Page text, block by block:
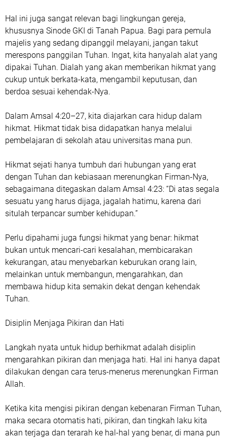
Hal ini juga sangat relevan bagi lingkungan gereja,
khususnya Sinode GKI di Tanah Papua. Bagi para pemula
majelis yang sedang dipanggil melayani, jangan takut
merespons panggilan Tuhan. Ingat, kita hanyalah alat yang
dipakai Tuhan. Dialah yang akan memberikan hikmat yang
cukup untuk berkata-kata, mengambil keputusan, dan
berdoa sesuai kehendak-Nya.
Dalam Amsal 4:20–27, kita diajarkan cara hidup dalam
hikmat. Hikmat tidak bisa didapatkan hanya melalui
pembelajaran di sekolah atau universitas mana pun.
Hikmat sejati hanya tumbuh dari hubungan yang erat
dengan Tuhan dan kebiasaan merenungkan Firman-Nya,
sebagaimana ditegaskan dalam Amsal 4:23: “Di atas segala
sesuatu yang harus dijaga, jagalah hatimu, karena dari
situlah terpancar sumber kehidupan.”
Perlu dipahami juga fungsi hikmat yang benar: hikmat
bukan untuk mencari-cari kesalahan, membicarakan
kekurangan, atau menyebarkan keburukan orang lain,
melainkan untuk membangun, mengarahkan, dan
membawa hidup kita semakin dekat dengan kehendak
Tuhan.
Disiplin Menjaga Pikiran dan Hati
Langkah nyata untuk hidup berhikmat adalah disiplin
mengarahkan pikiran dan menjaga hati. Hal ini hanya dapat
dilakukan dengan cara terus-menerus merenungkan Firman
Allah.
Ketika kita mengisi pikiran dengan kebenaran Firman Tuhan,
maka secara otomatis hati, pikiran, dan tingkah laku kita
akan terjaga dan terarah ke hal-hal yang benar, di mana pun